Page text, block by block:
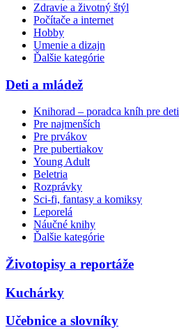
Zdravie a životný štýl
Počítače a internet
Hobby
Umenie a dizajn
Ďalšie kategórie
Deti a mládež
Knihorad – poradca kníh pre deti
Pre najmenších
Pre prvákov
Pre pubertiakov
Young Adult
Beletria
Rozprávky
Sci-fi, fantasy a komiksy
Leporelá
Náučné knihy
Ďalšie kategórie
Životopisy a reportáže
Kuchárky
Učebnice a slovníky